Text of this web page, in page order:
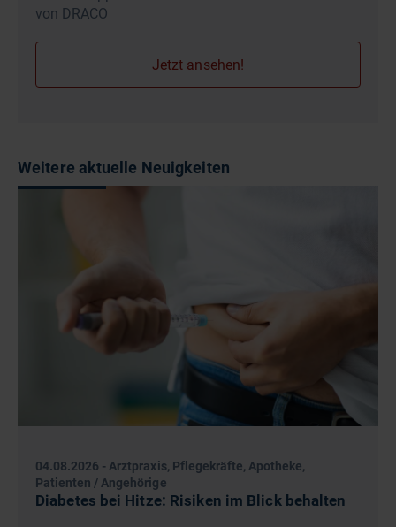
von DRACO
Jetzt ansehen!
Weitere aktuelle Neuigkeiten
04.08.2026 - Arztpraxis, Pflegekräfte, Apotheke,
Patienten / Angehörige
Diabetes bei Hitze: Risiken im Blick behalten